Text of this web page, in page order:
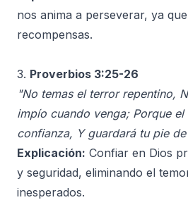
nos anima a perseverar, ya
recompensas.
3. Proverbios 3:25-26
"No temas el terror repentino,
impío cuando venga; Porque el
confianza, Y guardará tu pie
Explicación: Confiar en Dios
y seguridad, eliminando el
inesperados.